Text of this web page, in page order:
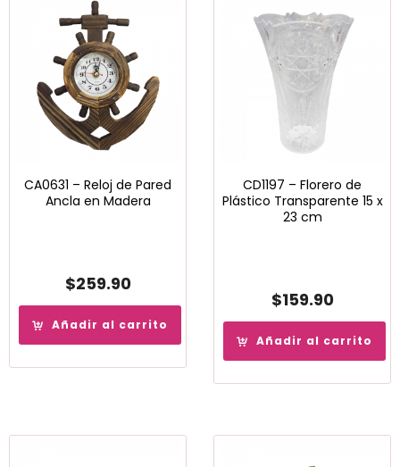
CA0631 – Reloj de Pared
Ancla en Madera
$259.90
Añadir al carrito
CD1197 – Florero de
Plástico Transparente 15 x
23 cm
$159.90
Añadir al carrito